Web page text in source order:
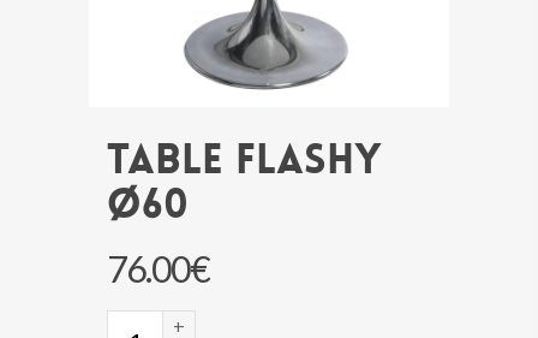
Table FLASHY
Ø60
76.00€